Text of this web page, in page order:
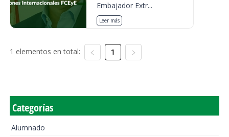
Embajador Extr...
Leer más
1 elementos en total: 1
Categorías
Alumnado